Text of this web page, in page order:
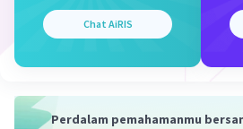
Chat AiRIS
Perdalam pemahamanmu